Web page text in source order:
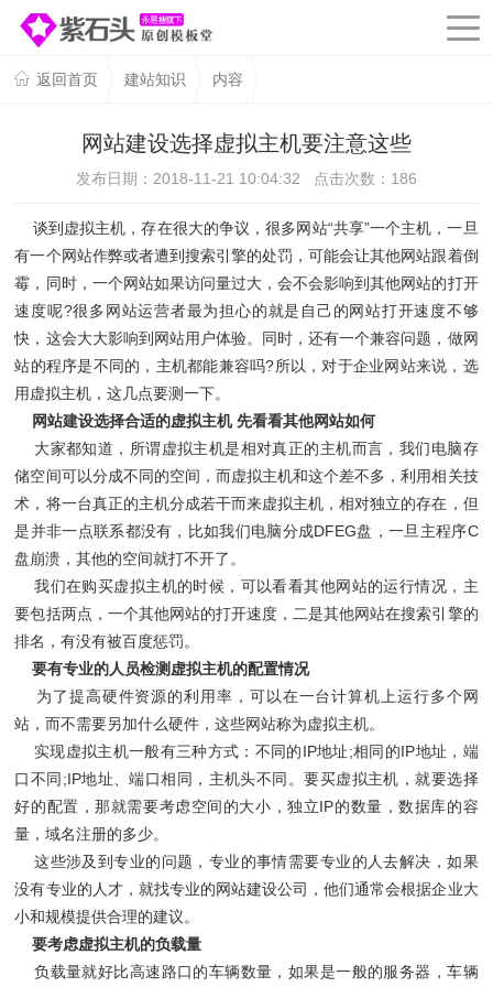
返回首页 建站知识 内容
网站建设选择虚拟主机要注意这些
发布日期：2018-11-21 10:04:32 点击次数： 186
谈到虚拟主机，存在很大的争议，很多网站“共享”一个主机，一旦
有一个网站作弊或者遭到搜索引擎的处罚，可能会让其他网站跟着倒
霉，同时，一个网站如果访问量过大，会不会影响到其他网站的打开
速度呢?很多网站运营者最为担心的就是自己的网站打开速度不够
快，这会大大影响到网站用户体验。同时，还有一个兼容问题，做网
站的程序是不同的，主机都能兼容吗?所以，对于企业网站来说，选
用虚拟主机，这几点要测一下。
网站建设选择合适的虚拟主机 先看看其他网站如何
大家都知道，所谓虚拟主机是相对真正的主机而言，我们电脑存
储空间可以分成不同的空间，而虚拟主机和这个差不多，利用相关技
术，将一台真正的主机分成若干而来虚拟主机，相对独立的存在，但
是并非一点联系都没有，比如我们电脑分成DFEG盘，一旦主程序C
盘崩溃，其他的空间就打不开了。
我们在购买虚拟主机的时候，可以看看其他网站的运行情况，主
要包括两点，一个其他网站的打开速度，二是其他网站在搜索引擎的
排名，有没有被百度惩罚。
要有专业的人员检测虚拟主机的配置情况
为了提高硬件资源的利用率，可以在一台计算机上运行多个网
站，而不需要另加什么硬件，这些网站称为虚拟主机。
实现虚拟主机一般有三种方式：不同的IP地址;相同的IP地址，端
口不同;IP地址、端口相同，主机头不同。要买虚拟主机，就要选择
好的配置，那就需要考虑空间的大小，独立IP的数量，数据库的容
量，域名注册的多少。
这些涉及到专业的问题，专业的事情需要专业的人去解决，如果
没有专业的人才，就找专业的网站建设公司，他们通常会根据企业大
小和规模提供合理的建议。
要考虑虚拟主机的负载量
负载量就好比高速路口的车辆数量，如果是一般的服务器，车辆